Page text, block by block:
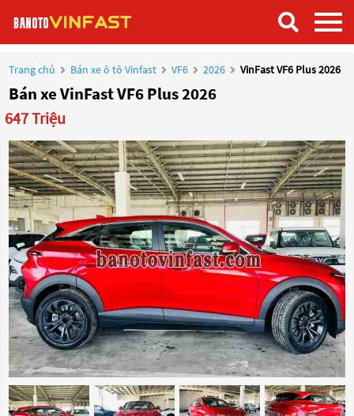
Trang chủ Bán xe ô tô Vinfast VF6 2026 VinFast VF6 Plus 2026
Bán xe VinFast VF6 Plus 2026
647 Triệu